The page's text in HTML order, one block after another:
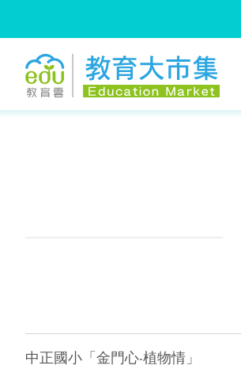
中正國小「金門心‧植物情」